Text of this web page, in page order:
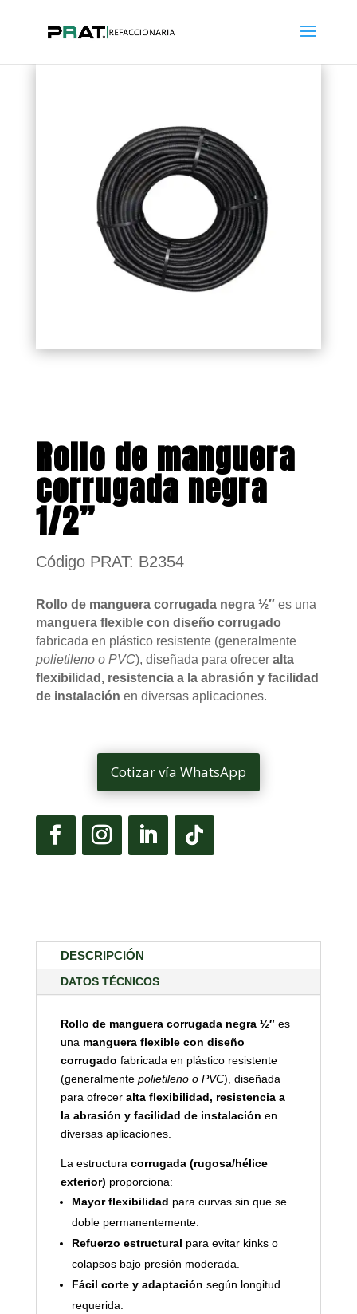
Rollo de manguera
corrugada negra
1/2”
Código PRAT: B2354
Rollo de manguera corrugada negra ½″es una
manguera flexible con diseño corrugado
fabricada en plástico resistente (generalmente
polietileno o PVC), diseñada para ofrecer alta
flexibilidad, resistencia a la abrasión y facilidad
de instalación en diversas aplicaciones.
Cotizar vía WhatsApp
DESCRIPCIÓN
DATOS TÉCNICOS
Rollo de manguera corrugada negra ½″es
una manguera flexible con diseño
corrugado fabricada en plástico resistente
(generalmente polietileno o PVC), diseñada
para ofrecer alta flexibilidad, resistencia a
la abrasión y facilidad de instalación en
diversas aplicaciones.
La estructura corrugada (rugosa/hélice
exterior) proporciona:
Mayor flexibilidad para curvas sin que se
doble permanentemente.
Refuerzo estructural para evitar kinks o
colapsos bajo presión moderada.
Fácil corte y adaptación según longitud
requerida.